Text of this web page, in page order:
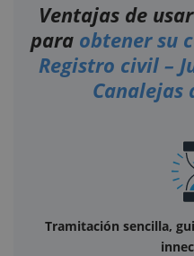
Ventajas de
para obtener su
Registro civil –
Canalejas
Tramitación sencilla,